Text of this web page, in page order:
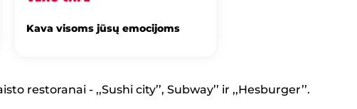
Kava visoms jūsų emocijoms
restoranai - ,,Sushi city’’, Subway’’ ir ,,Hesburger’’.